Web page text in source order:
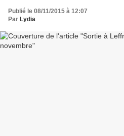
Publié le 08/11/2015 à 12:07
Par Lydia